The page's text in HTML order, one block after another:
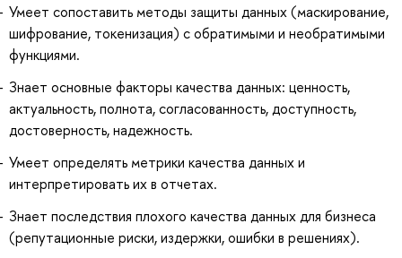
Умеет сопоставить методы защиты данных (маскирование,
шифрование, токенизация) с обратимыми и необратимыми
функциями.
Знает основные факторы качества данных: ценность,
актуальность, полнота, согласованность, доступность,
достоверность, надежность.
Умеет определять метрики качества данных и
интерпретировать их в отчетах.
Знает последствия плохого качества данных для бизнеса
(репутационные риски, издержки, ошибки в решениях).